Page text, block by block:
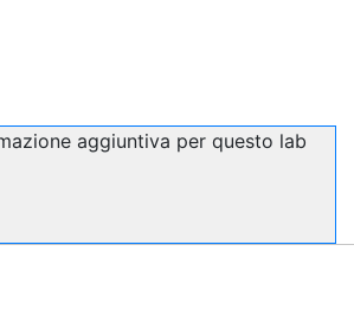
aggiuntiva per questo lab